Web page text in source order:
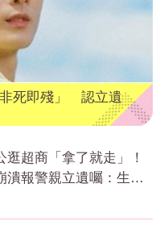
死即殘」 認立遺
逛超商「拿了就走」！
潰報警親立遺囑：生命